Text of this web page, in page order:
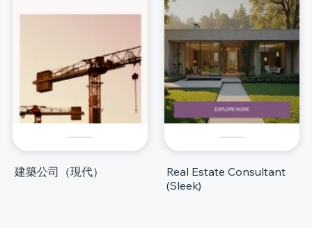
建築公司（現代）
Real Estate Consultant
(Sleek)